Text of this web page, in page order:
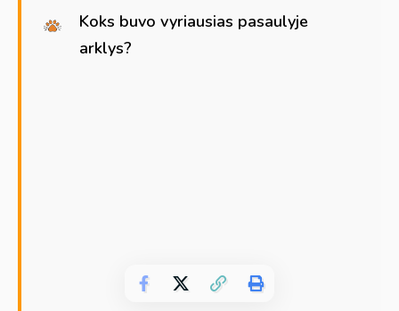
Koks buvo vyriausias pasaulyje
arklys?